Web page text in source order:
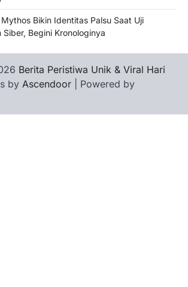
Bikin Identitas Palsu Saat Uji
Siber, Begini Kronologinya
Berita Peristiwa Unik & Viral Hari
by Ascendoor | Powered by